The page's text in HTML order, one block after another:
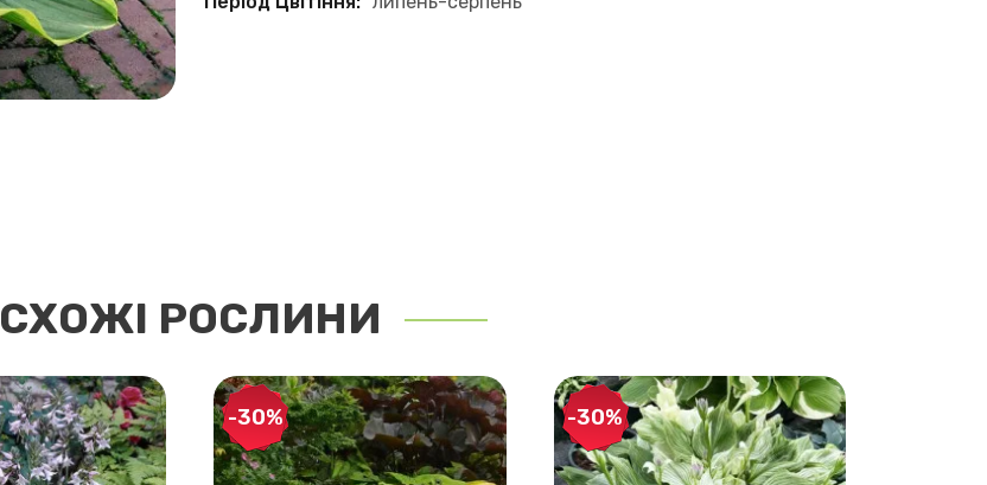
СХОЖІ РОСЛИНИ
-30% -30%